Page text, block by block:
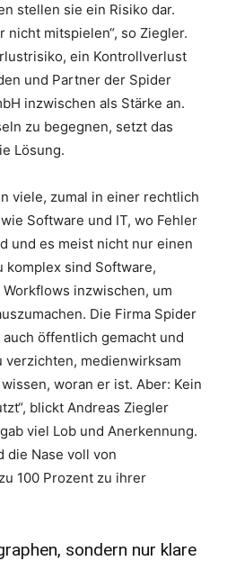
stellen sie ein Risiko dar.
nicht mitspielen“, so Ziegler.
ein Kontrollverlust
und Partner der Spider
inzwischen als Stärke an.
zu begegnen, setzt das
Lösung.
viele, zumal in einer rechtlich
Software und IT, wo Fehler
und es meist nicht nur einen
komplex sind Software,
inzwischen, um
Die Firma Spider
auch öffentlich gemacht und
verzichten, medienwirksam
woran er ist. Aber: Kein
blickt Andreas Ziegler
viel Lob und Anerkennung.
die Nase voll von
100 Prozent zu ihrer
sondern nur klare